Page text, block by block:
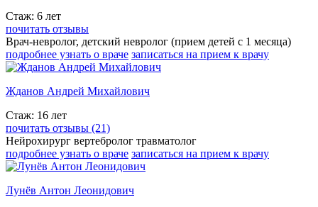
Стаж: 6 лет
почитать отзывы
Врач-невролог, детский невролог (прием детей с 1 месяца)
подробнее узнать о враче записаться на прием к врачу
Жданов Андрей Михайлович
Стаж: 16 лет
почитать отзывы (21)
Нейрохирург вертебролог травматолог
подробнее узнать о враче записаться на прием к врачу
Лунёв Антон Леонидович